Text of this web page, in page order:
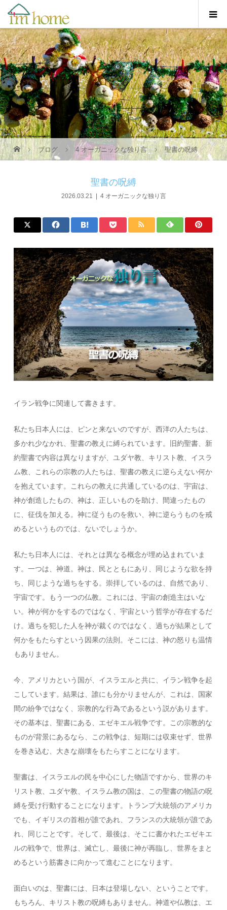
ブログ 4 オーガニックな独り言 聖書の呪縛
聖書の呪縛
2026.03.21 4 オーガニックな独り言
イラン戦争に関連して書きます。
私たち日本人には、ピンと来ないのですが、西洋の人たちは、
多かれ少なかれ、聖書の教えに縛られています。旧約聖書、新
約聖書で内容は異なりますが、ユダヤ教、キリスト教、イスラ
ム教、これらの宗教の人たちは、聖書の教えに逆らえない何か
を抱えています。これらの教えに共通しているのは、宇宙は、
神が創造したもの、神は、正しいものを助け、間違ったもの
に、征伐を加える。神に従うものを救い、神に逆らうものを戒
めるというものでは、ないでしょうか。
私たち日本人には、それとは異なる概念が埋め込まれていま
す。一つは、神道。神は、民とともにあり、同じような欲を持
ち、同じような過ちをする。崇拝しているのは、自然であり、
宇宙です。もう一つの仏教。これには、宇宙の創造主はいな
い。神が何かをするのではなく、宇宙という哲学が存在するだ
け。過ちを犯した人を神が裁くのではなく、過ちが結果として
何かをもたらすという因果の法則。そこには、神の怒りも温情
もありません。
今、アメリカという国が、イスラエルと共に、イラン戦争を起
こしています。結果は、誰にも分かりませんが、これは、国家
間の紛争ではなく、宗教的な行為であるという説があります。
その基本は、聖書にある、エゼキエル戦争です。この宗教的な
ものが背景にあるなら、この戦争は、短期には収束せず、世界
を巻き込む、大きな崩壊をもたらすことになります。
聖書は、イスラエルの民を中心にした物語ですから、世界のキ
リスト教、ユダヤ教、イスラム教の国は、この聖書の物語の呪
縛を受け行動することになります。トランプ大統領のアメリカ
でも、イギリスの首相が誰であれ、フランスの大統領が誰であ
れ、同じことです。そして、最後は、そこに書かれたエゼキエ
ルの戦争で、世界は、滅亡し、最後に神が再臨し、世界をまと
めるという筋書きに向かって進むことになります。
面白いのは、聖書には、日本は登場しない、ということです。
もちろん、キリスト教の呪縛もありません。神道や仏教は、エ